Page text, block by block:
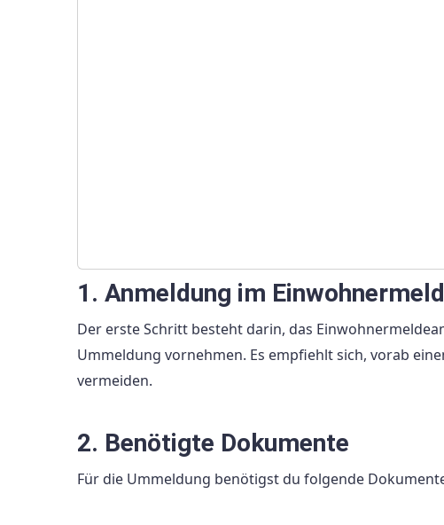
1. Anmeldung im
Der erste Schritt besteht darin, das
Ummeldung vornehmen. Es empfiehlt sich, vorab
vermeiden.
2. Benötigte Dokumente
Für die Ummeldung benötigst du folgende